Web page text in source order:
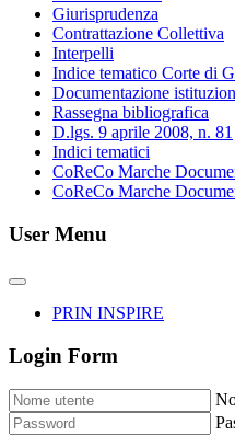
Giurisprudenza
Contrattazione Collettiva
Interpelli
Indice tematico Corte di
Documentazione
Rassegna bibliografica
D.lgs. 9 aprile 2008, n. 81
Indici tematici
CoReCo Marche
CoReCo Marche
User Menu
PRIN INSPIRE
Login Form